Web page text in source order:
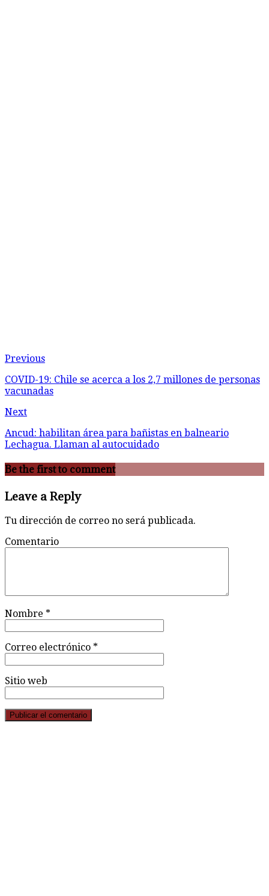
Previous
COVID-19: Chile se acerca a los 2,7 millones de personas
vacunadas
Next
Ancud: habilitan área para bañistas en balneario
Lechagua. Llaman al autocuidado
Be the first to comment
Leave a Reply
Tu dirección de correo no será publicada.
Comentario
Nombre *
Correo electrónico *
Sitio web